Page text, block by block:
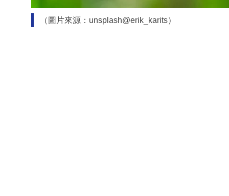
（圖片來源：unsplash@erik_karits）